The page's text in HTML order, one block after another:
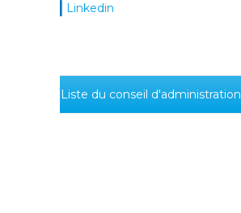
Linkedin
Liste du conseil d'administration